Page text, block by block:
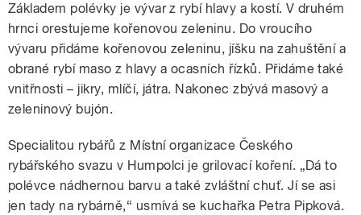
Základem polévky je vývar z rybí hlavy a kostí. V druhém
hrnci orestujeme kořenovou zeleninu. Do vroucího
vývaru přidáme kořenovou zeleninu, jíšku na zahuštění a
obrané rybí maso z hlavy a ocasních řízků. Přidáme také
vnitřnosti – jikry, mlíčí, játra. Nakonec zbývá masový a
zeleninový bujón.
Specialitou rybářů z Místní organizace Českého
rybářského svazu v Humpolci je grilovací koření. „Dá to
polévce nádhernou barvu a také zvláštní chuť. Jí se asi
jen tady na rybárně,“ usmívá se kuchařka Petra Pipková.